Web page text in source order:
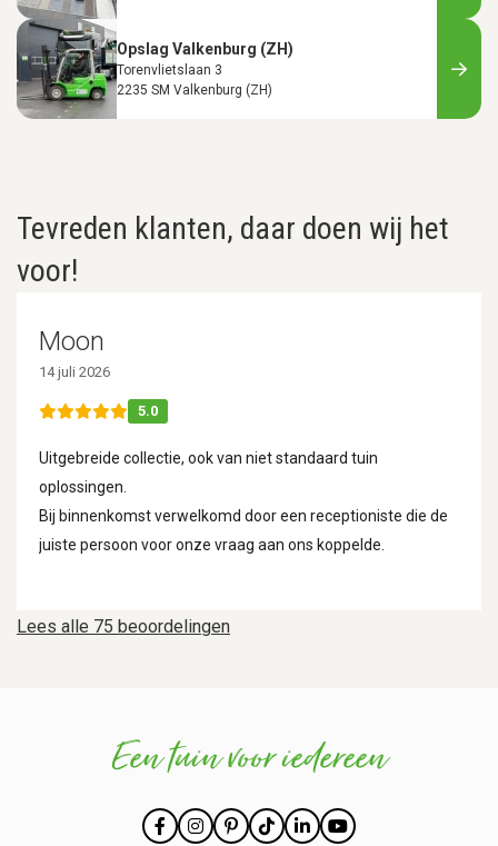
Opslag Valkenburg (ZH)
Torenvlietslaan 3
2235 SM Valkenburg (ZH)
Tevreden klanten, daar doen wij het
voor!
Lees alle 75 beoordelingen
Moon
14 juli 2026
5.0
Uitgebreide collectie, ook van niet standaard tuin
oplossingen.
Bij binnenkomst verwelkomd door een receptioniste die de
juiste persoon voor onze vraag aan ons koppelde.
Een tuin voor iedereen